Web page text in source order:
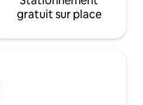
gratuit sur place